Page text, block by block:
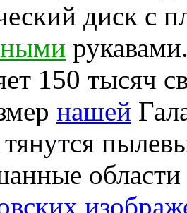
диск с
150 тысяч
нашей
тянутся
области